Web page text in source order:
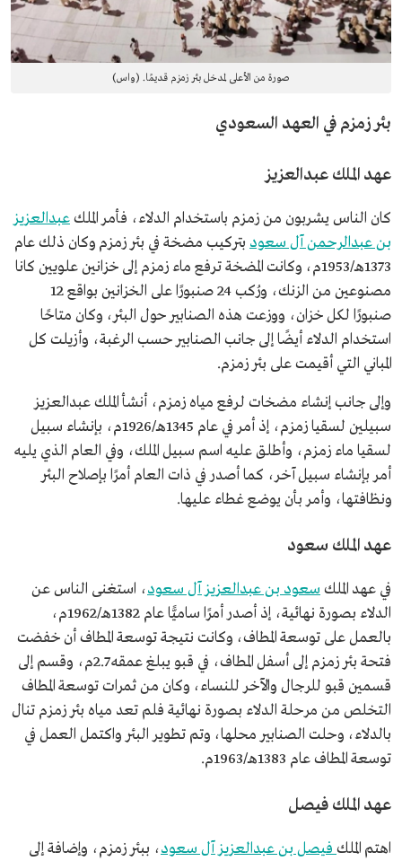
صورة من الأعلى لمدخل بئر زمزم قديمًا. (واس)
بئر زمزم في العهد السعودي
عهد الملك عبدالعزيز
كان الناس يشربون من زمزم باستخدام الدلاء، فأمر الملكعبدالعزيز
بن عبدالرحمن آل سعود بتركيب مضخة في بئر زمزم وكان ذلك عام
1373هـ/1953م، وكانت المضخة ترفع ماء زمزم إلى خزانين علويين كانا
مصنوعين من الزنك، ورُكب 24 صنبورًا على الخزانين بواقع 12
صنبورًا لكل خزان، ووزعت هذه الصنابير حول البئر، وكان متاحًا
استخدام الدلاء أيضًا إلى جانب الصنابير حسب الرغبة، وأزيلت كل
المباني التي أقيمت على بئر زمزم.
وإلى جانب إنشاء مضخات لرفع مياه زمزم، أنشأ الملك عبدالعزيز
سبيلين لسقيا زمزم، إذ أمر في عام 1345هـ/1926م، بإنشاء سبيل
لسقيا ماء زمزم، وأطلق عليه اسم سبيل الملك، وفي العام الذي يليه
أمر بإنشاء سبيل آخر، كما أصدر في ذات العام أمرًا بإصلاح البئر
ونظافتها، وأمر بأن يوضع غطاء عليها.
عهد الملك سعود
في عهد الملك سعود بن عبدالعزيز آل سعود، استغنى الناس عن
الدلاء بصورة نهائية، إذ أصدر أمرًا ساميًّا عام 1382هـ/1962م،
بالعمل على توسعة المطاف، وكانت نتيجة توسعة المطاف أن خفضت
فتحة بئر زمزم إلى أسفل المطاف، في قبو يبلغ عمقه 2.7م، وقسم إلى
قسمين قبو للرجال والآخر للنساء، وكان من ثمرات توسعة المطاف
التخلص من مرحلة الدلاء بصورة نهائية فلم تعد مياه بئر زمزم تنال
بالدلاء، وحلت الصنابير محلها، وتم تطوير البئر واكتمل العمل في
توسعة المطاف عام 1383هـ/1963م.
عهد الملك فيصل
اهتم الملك فيصل بن عبدالعزيز آل سعود، ببئر زمزم، وإضافة إلى